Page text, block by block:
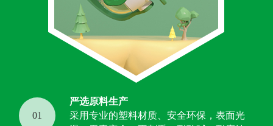
01
严选原料生产
采用专业的塑料材质、安全环保，表面光